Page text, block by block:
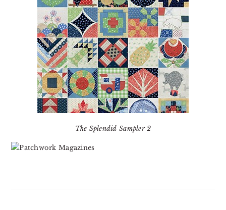
The Splendid Sampler 2